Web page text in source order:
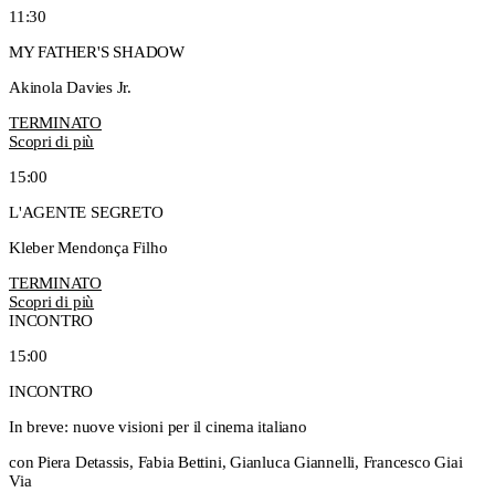
11:30
MY FATHER'S SHADOW
Akinola Davies Jr.
TERMINATO
Scopri di più
15:00
L'AGENTE SEGRETO
Kleber Mendonça Filho
TERMINATO
Scopri di più
INCONTRO
15:00
INCONTRO
In breve: nuove visioni per il cinema italiano
con Piera Detassis, Fabia Bettini, Gianluca Giannelli, Francesco Giai
Via